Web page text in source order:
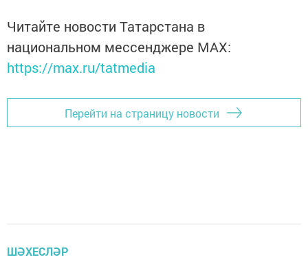
Читайте новости Татарстана в
национальном мессенджере MАХ:
https://max.ru/tatmedia
Перейти на страницу новости
ШӘХЕСЛӘР